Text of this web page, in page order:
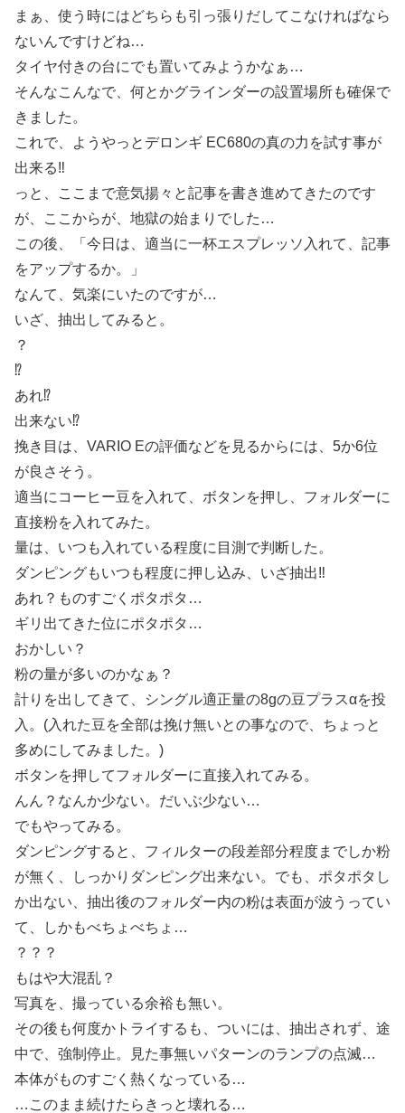
まぁ、使う時にはどちらも引っ張りだしてこなければなら
ないんですけどね…
タイヤ付きの台にでも置いてみようかなぁ…
そんなこんなで、何とかグラインダーの設置場所も確保で
きました。
これで、ようやっとデロンギ EC680の真の力を試す事が
出来る‼︎
っと、ここまで意気揚々と記事を書き進めてきたのです
が、ここからが、地獄の始まりでした…
この後、「今日は、適当に一杯エスプレッソ入れて、記事
をアップするか。」
なんて、気楽にいたのですが…
いざ、抽出してみると。
？
⁉︎
あれ⁉︎
出来ない⁉︎
挽き目は、VARIO Eの評価などを見るからには、5か6位
が良さそう。
適当にコーヒー豆を入れて、ボタンを押し、フォルダーに
直接粉を入れてみた。
量は、いつも入れている程度に目測で判断した。
ダンピングもいつも程度に押し込み、いざ抽出‼︎
あれ？ものすごくポタポタ…
ギリ出てきた位にポタポタ…
おかしい？
粉の量が多いのかなぁ？
計りを出してきて、シングル適正量の8gの豆プラスαを投
入。(入れた豆を全部は挽け無いとの事なので、ちょっと
多めにしてみました。)
ボタンを押してフォルダーに直接入れてみる。
んん？なんか少ない。だいぶ少ない…
でもやってみる。
ダンピングすると、フィルターの段差部分程度までしか粉
が無く、しっかりダンピング出来ない。でも、ポタポタし
か出ない、抽出後のフォルダー内の粉は表面が波うってい
て、しかもべちょべちょ…
？？？
もはや大混乱？
写真を、撮っている余裕も無い。
その後も何度かトライするも、ついには、抽出されず、途
中で、強制停止。見た事無いパターンのランプの点滅…
本体がものすごく熱くなっている…
…このまま続けたらきっと壊れる…